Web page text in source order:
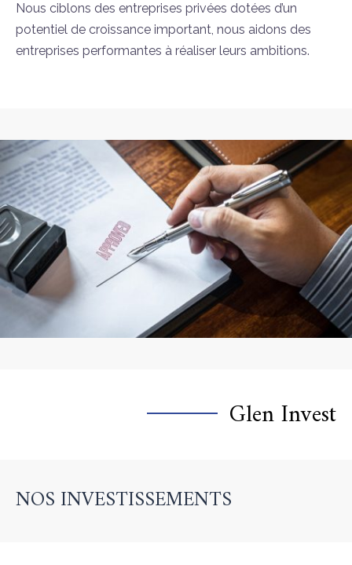
Nous ciblons des entreprises privées dotées d’un
potentiel de croissance important, nous aidons des
entreprises performantes à réaliser leurs ambitions.
Glen Invest​
NOS INVESTISSEMENTS